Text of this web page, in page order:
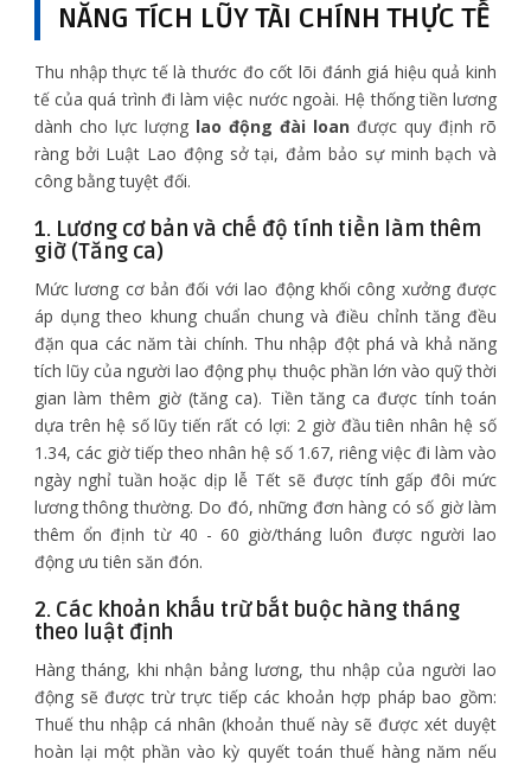
NĂNG TÍCH LŨY TÀI CHÍNH THỰC TẾ
Thu nhập thực tế là thước đo cốt lõi đánh giá hiệu quả kinh
tế của quá trình đi làm việc nước ngoài. Hệ thống tiền lương
dành cho lực lượng lao động đài loan được quy định rõ
ràng bởi Luật Lao động sở tại, đảm bảo sự minh bạch và
công bằng tuyệt đối.
1. Lương cơ bản và chế độ tính tiền làm thêm
giờ (Tăng ca)
Mức lương cơ bản đối với lao động khối công xưởng được
áp dụng theo khung chuẩn chung và điều chỉnh tăng đều
đặn qua các năm tài chính. Thu nhập đột phá và khả năng
tích lũy của người lao động phụ thuộc phần lớn vào quỹ thời
gian làm thêm giờ (tăng ca). Tiền tăng ca được tính toán
dựa trên hệ số lũy tiến rất có lợi: 2 giờ đầu tiên nhân hệ số
1.34, các giờ tiếp theo nhân hệ số 1.67, riêng việc đi làm vào
ngày nghỉ tuần hoặc dịp lễ Tết sẽ được tính gấp đôi mức
lương thông thường. Do đó, những đơn hàng có số giờ làm
thêm ổn định từ 40 - 60 giờ/tháng luôn được người lao
động ưu tiên săn đón.
2. Các khoản khấu trừ bắt buộc hàng tháng
theo luật định
Hàng tháng, khi nhận bảng lương, thu nhập của người lao
động sẽ được trừ trực tiếp các khoản hợp pháp bao gồm:
Thuế thu nhập cá nhân (khoản thuế này sẽ được xét duyệt
hoàn lại một phần vào kỳ quyết toán thuế hàng năm nếu